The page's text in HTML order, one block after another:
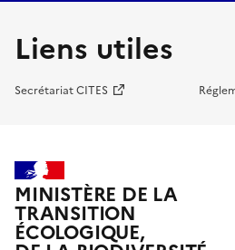
Liens utiles
Secrétariat CITES
MINISTÈRE DE LA
TRANSITION
ÉCOLOGIQUE,